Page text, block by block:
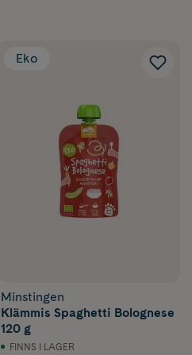
Eko
Minstingen
Klämmis Spaghetti Bolognese
120 g
FINNS I LAGER